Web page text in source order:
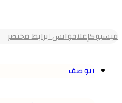
فيسبوكإغلاقواتس ابرابط مختصر
الوصف